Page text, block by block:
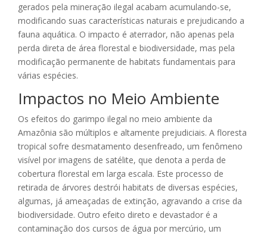
gerados pela mineração ilegal acabam acumulando-se,
modificando suas características naturais e prejudicando a
fauna aquática. O impacto é aterrador, não apenas pela
perda direta de área florestal e biodiversidade, mas pela
modificação permanente de habitats fundamentais para
várias espécies.
Impactos no Meio Ambiente
Os efeitos do garimpo ilegal no meio ambiente da
Amazônia são múltiplos e altamente prejudiciais. A floresta
tropical sofre desmatamento desenfreado, um fenômeno
visível por imagens de satélite, que denota a perda de
cobertura florestal em larga escala. Este processo de
retirada de árvores destrói habitats de diversas espécies,
algumas, já ameaçadas de extinção, agravando a crise da
biodiversidade. Outro efeito direto e devastador é a
contaminação dos cursos de água por mercúrio, um